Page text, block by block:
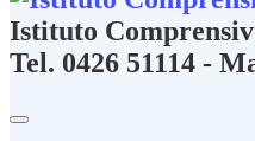
Istituto
Tel. 0426 51114 -